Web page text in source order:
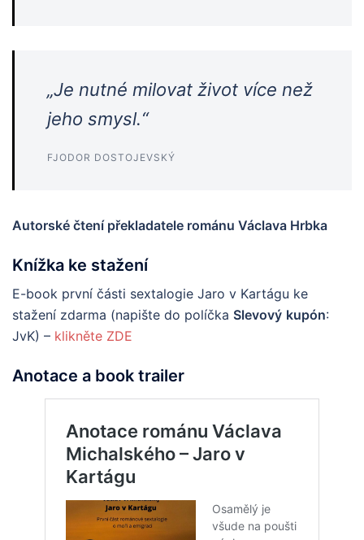
„Je nutné milovat život více než
jeho smysl.“
FJODOR DOSTOJEVSKÝ
Autorské čtení překladatele románu Václava Hrbka
Knížka ke stažení
E-book první části sextalogie Jaro v Kartágu ke
stažení zdarma (napište do políčka Slevový kupón:
JvK) – klikněte ZDE
Anotace a book trailer